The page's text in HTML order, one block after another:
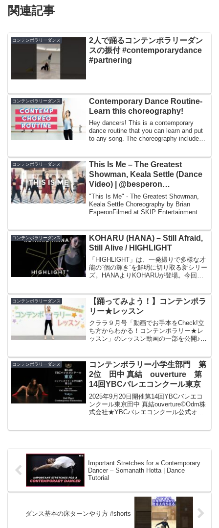
関連記事
コンテンポラリーダンス
2人で踊るコンテンポラリーダン
スの振付 #contemporarydance
#partnering
コンテンポラリーダンス
Contemporary Dance Routine-
Learn this choreography!
Hey dancers! This is a contemporary
dance routine that you can learn and put
to any song. The choreography includes
コンテンポラリーダンス
This Is Me – The Greatest
Showman, Keala Settle (Dance
Video) | @besperon
Choreography
"This Is Me" - The Greatest Showman,
Keala Settle Choreography by Brian
EsperonFilmed at SKIP Entertainment on
コンテンポラリーダンス
KOHARU (HANA) – Still Afraid,
Still Alive / HIGHLIGHT
「HIGHLIGHT」は、一発撮りで多様な才
能の“個の輝き”を鮮明に切り取る新シリー
ズ。HANAよりKOHARUが登場。今回の
ンテンポ...
コンテンポラリーダンス
【踊ってみよう！】コンテンポラ
リー★レッスン
クララ９月号「動画でお手本をCheck!立
ち方からわかる！コンテンポラリー★レ
ッスン」のレッスン動画の一部を公開♪一
美モデル／山﨑茉莉愛（佐々木三夏バレ
エアカデミー）誌...
コンテンポラリーダンス
コンテンポラリー小学生部門 第
2位 田中 真結 ouverture 第
14回YBCバレエコンクール東京
2025年9月20日開催第14回YBCバレエコ
ンクール東京田中 真結ouverture©︎Odm株
式会社★YBCバレエコンクール公式オフ
Important Stretches for a Contemporary
Dancer – Somanath Hotta | Dance
Tutorial
ダンス基本の床ターンやり方 #shorts